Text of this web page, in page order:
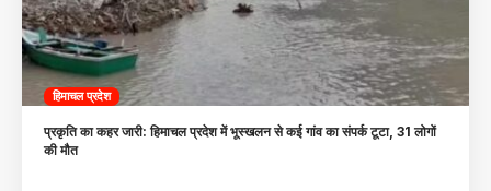
हिमाचल प्रदेश
प्रकृति का कहर जारी: हिमाचल प्रदेश में भूस्खलन से कई गांव का संपर्क टूटा, 31 लोगों
की मौत